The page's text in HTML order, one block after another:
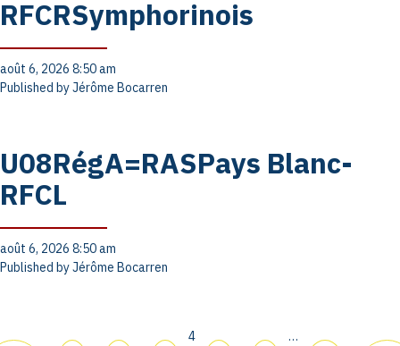
RFCRSymphorinois
août 6, 2026 8:50 am
Published byJérôme Bocarren
U08RégA=RASPays Blanc-
RFCL
août 6, 2026 8:50 am
Published byJérôme Bocarren
4
…